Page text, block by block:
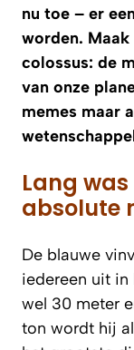
nu toe – er
worden. Maak
colossus: de
van onze
memes maar
Lang
absolute
De blauwe
iedereen uit
wel 30 meter
ton wordt hij